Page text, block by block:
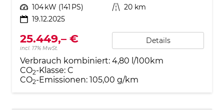
Leistung 104 kW (141 PS) Kilometerstand 20 km
19.12.2025
25.449,– €
incl. 17% MwSt.
Details
Verbrauch kombiniert: 4,80 l/100km
CO2-Klasse: C
CO2-Emissionen: 105,00 g/km